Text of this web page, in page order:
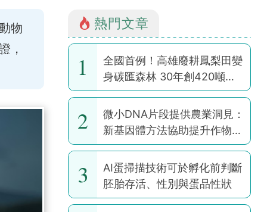
物
，
熱門文章
1
全國首例！高雄廢耕鳳梨田變
身碳匯森林 30年創420噸碳
權
2
微小DNA片段提供農業洞見：
新基因體方法協助提升作物韌
性
3
AI蛋掃描技術可於孵化前判斷
胚胎存活、性別與蛋品性狀